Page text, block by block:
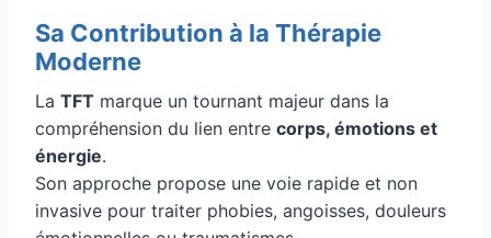
Sa Contribution à la Thérapie
Moderne
La TFT marque un tournant majeur dans la
compréhension du lien entre corps, émotions et
énergie.
Son approche propose une voie rapide et non
invasive pour traiter phobies, angoisses, douleurs